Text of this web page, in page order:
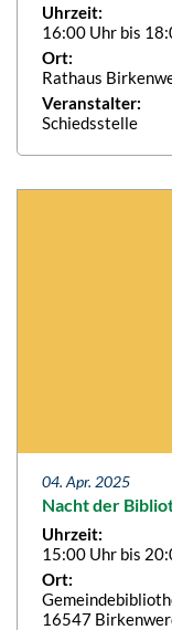
Uhrzeit:
16:00 Uhr bis
Ort:
Rathaus
Veranstalter:
Schiedsstelle
04. Apr. 2025
Nacht der
Uhrzeit:
15:00 Uhr bis
Ort:
16547